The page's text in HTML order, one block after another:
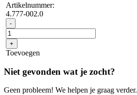
Artikelnummer:
4.777-002.0
- Zuigbalken
gebogen,
1160
mm,
gebogen
+
Toevoegen
Niet gevonden wat je zocht?
Geen probleem! We helpen je graag verder.